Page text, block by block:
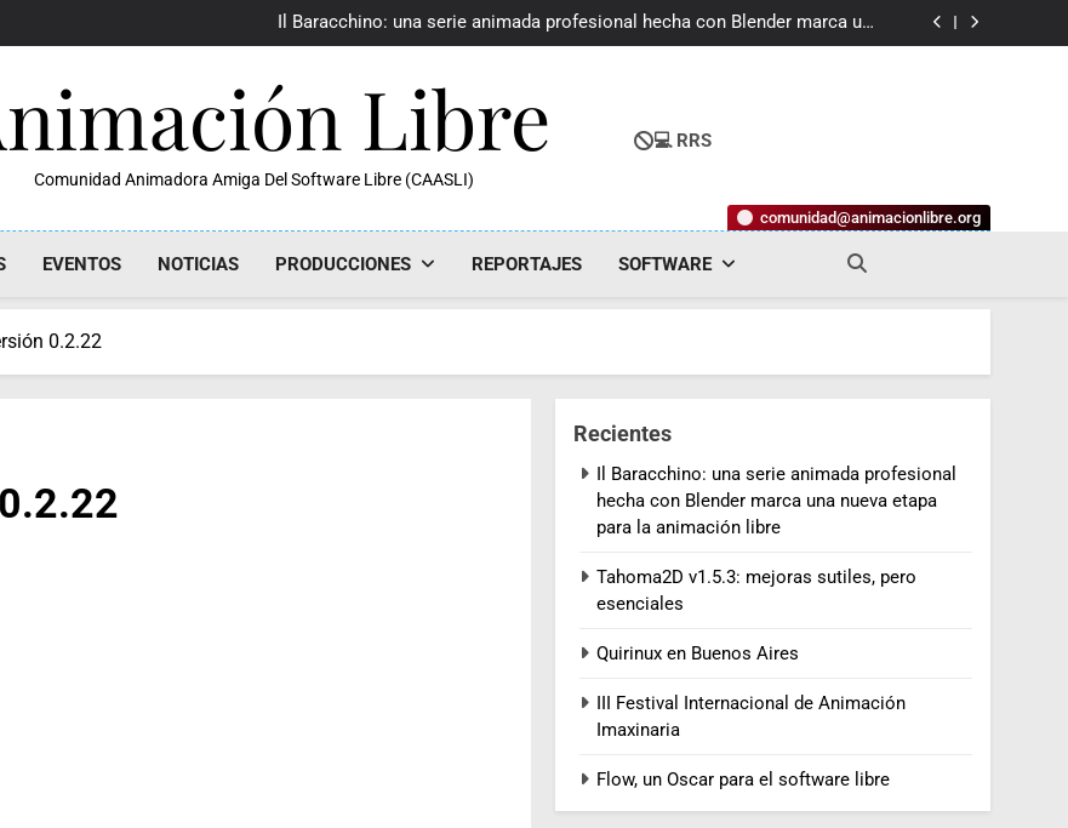
Il Baracchino: una serie animada profesional hecha con Blender marca una
nueva etapa para la animación libre
Tahoma2D v1.5.3: mejoras sutiles, pero esenciales
Il Baracchino: una serie animada profesional hecha con Blender marca una
nueva etapa para la animación libre
Tahoma2D v1.5.3: mejoras sutiles, pero esenciales
Quirinux en Buenos Aires
Libre
Comunidad Animadora Amiga Del Software Libre (CAASLI)
💻 RRS
comunidad@animacionlibre.org
EVENTOS NOTICIAS PRODUCCIONES REPORTAJES SOFTWARE
0.2.22
Recientes
Il Baracchino: una serie animada profesional
hecha con Blender marca una nueva etapa
para la animación libre
Tahoma2D v1.5.3: mejoras sutiles, pero
esenciales
Quirinux en Buenos Aires
III Festival Internacional de Animación
Imaxinaria
Flow, un Oscar para el software libre